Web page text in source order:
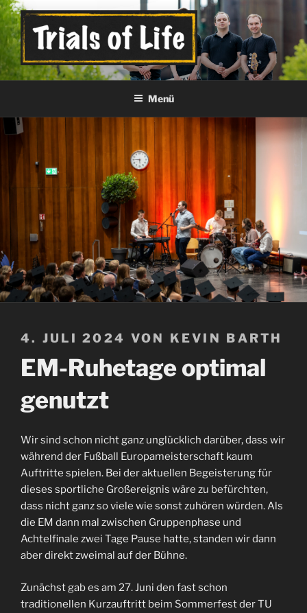
Zum
Inhalt
springen
TRIALS OF LIFE
Official Band Page
Menü
VERÖFFENTLICHT
AM
4. JULI 2024 VON KEVIN BARTH
EM-Ruhetage optimal
genutzt
Wir sind schon nicht ganz unglücklich darüber, dass wir
während der Fußball Europameisterschaft kaum
Auftritte spielen. Bei der aktuellen Begeisterung für
dieses sportliche Großereignis wäre zu befürchten,
dass nicht ganz so viele wie sonst zuhören würden. Als
die EM dann mal zwischen Gruppenphase und
Achtelfinale zwei Tage Pause hatte, standen wir dann
aber direkt zweimal auf der Bühne.
Zunächst gab es am 27. Juni den fast schon
traditionellen Kurzauftritt beim Sommerfest der TU